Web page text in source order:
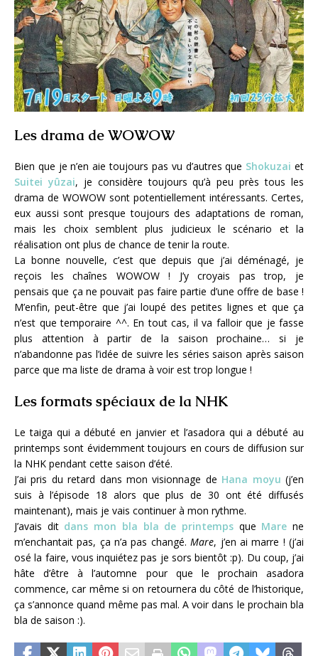
Les drama de WOWOW
Bien que je n’en aie toujours pas vu d’autres que Shokuzai et
Suitei yûzai, je considère toujours qu’à peu près tous les
drama de WOWOW sont potentiellement intéressants. Certes,
eux aussi sont presque toujours des adaptations de roman,
mais les choix semblent plus judicieux le scénario et la
réalisation ont plus de chance de tenir la route.
La bonne nouvelle, c’est que depuis que j’ai déménagé, je
reçois les chaînes WOWOW ! J’y croyais pas trop, je
pensais que ça ne pouvait pas faire partie d’une offre de base !
M’enfin, peut-être que j’ai loupé des petites lignes et que ça
n’est que temporaire ^^. En tout cas, il va falloir que je fasse
plus attention à partir de la saison prochaine… si je
n’abandonne pas l’idée de suivre les séries saison après saison
parce que ma liste de drama à voir est trop longue !
Les formats spéciaux de la NHK
Le taiga qui a débuté en janvier et l’asadora qui a débuté au
printemps sont évidemment toujours en cours de diffusion sur
la NHK pendant cette saison d’été.
J’ai pris du retard dans mon visionnage de Hana moyu (j’en
suis à l’épisode 18 alors que plus de 30 ont été diffusés
maintenant), mais je vais continuer à mon rythme.
J’avais dit dans mon bla bla de printempsque Mare ne
m’enchantait pas, ça n’a pas changé.Mare, j’en ai marre ! (j’ai
osé la faire, vous inquiétez pas je sors bientôt :p). Du coup, j’ai
hâte d’être à l’automne pour que le prochain asadora
commence, car même si on retournera du côté de l’historique,
ça s’annonce quand même pas mal. A voir dans le prochain bla
bla de saison :).